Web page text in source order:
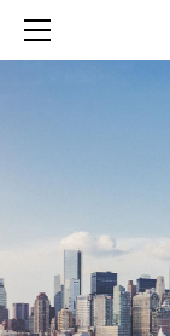
生成
生成AIとの「